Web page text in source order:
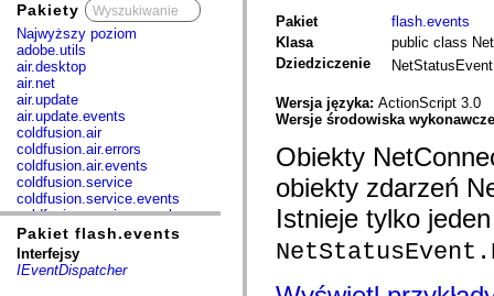
Pakiety
Najwyższy poziom
adobe.utils
air.desktop
air.net
air.update
air.update.events
coldfusion.air
coldfusion.air.errors
coldfusion.air.events
coldfusion.service
coldfusion.service.events
coldfusion.service.mxml
com.adobe.acm.solutions.authoring.domain.extensions
com.adobe.acm.solutions.ccr.domain.extensions
com.adobe.consulting.pst.vo
com.adobe.dct.component
Pakiet flash.events
Interfejsy
IEventDispatcher
Pakiet
flash.events
Klasa
public class
Dziedziczenie
Wersja języka: ActionScript 3.0
Wersje środowiska
Obiekty
obiekty zdarzeń
Istnieje tylko